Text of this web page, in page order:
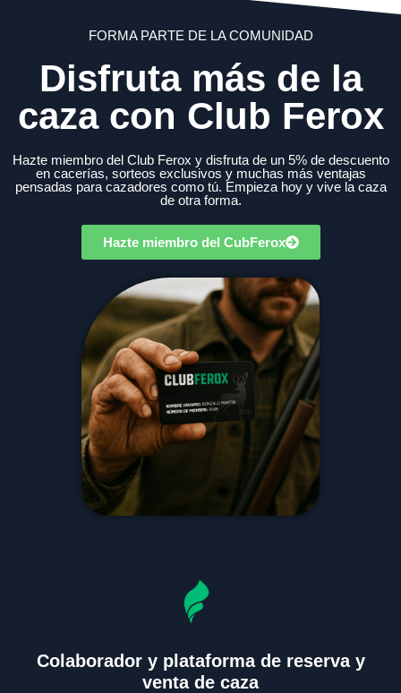
FORMA PARTE DE LA COMUNIDAD
Disfruta más de la
caza con Club Ferox
Hazte miembro del Club Ferox y disfruta de un 5% de descuento
en cacerías, sorteos exclusivos y muchas más ventajas
pensadas para cazadores como tú. Empieza hoy y vive la caza
de otra forma.
Hazte miembro del CubFerox
Colaborador y plataforma de reserva y
venta de caza